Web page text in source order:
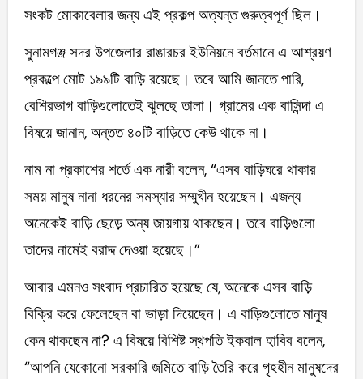
সংকট মোকাবেলার জন্য এই প্রকল্প অত্যন্ত গুরুত্বপূর্ণ ছিল।
সুনামগঞ্জ সদর উপজেলার রাঙারচর ইউনিয়নে বর্তমানে এ আশ্রয়ণ
প্রকল্পে মোট ১৯৯টি বাড়ি রয়েছে। তবে আমি জানতে পারি,
বেশিরভাগ বাড়িগুলোতেই ঝুলছে তালা। গ্রামের এক বাসিন্দা এ
বিষয়ে জানান, অন্তত ৪০টি বাড়িতে কেউ থাকে না।
নাম না প্রকাশের শর্তে এক নারী বলেন, “এসব বাড়িঘরে থাকার
সময় মানুষ নানা ধরনের সমস্যার সম্মুখীন হয়েছেন। এজন্য
অনেকেই বাড়ি ছেড়ে অন্য জায়গায় থাকছেন। তবে বাড়িগুলো
তাদের নামেই বরাদ্দ দেওয়া হয়েছে।”
আবার এমনও সংবাদ প্রচারিত হয়েছে যে, অনেকে এসব বাড়ি
বিক্রি করে ফেলেছেন বা ভাড়া দিয়েছেন। এ বাড়িগুলোতে মানুষ
কেন থাকছেন না? এ বিষয়ে বিশিষ্ট স্থপতি ইকবাল হাবিব বলেন,
“আপনি যেকোনো সরকারি জমিতে বাড়ি তৈরি করে গৃহহীন মানুষদের